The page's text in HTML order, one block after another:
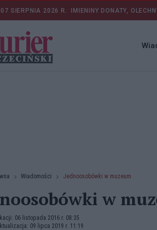
07 SIERPNIA 2026 R. IMIENINY DONATY,
Wiadomości Jednoosobówki w muzeum
w
06 listopada 2016 r. 08:35
09 lipca 2019 r. 11:19